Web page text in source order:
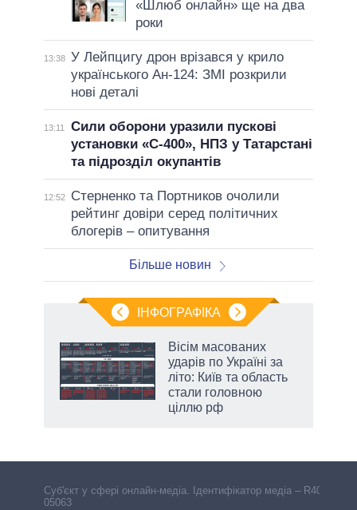
«Шлюб онлайн» ще на два
роки
13:38 У Лейпцигу дрон врізався у крило
українського Ан-124: ЗМІ розкрили
нові деталі
13:11
Сили оборони уразили пускові
установки «С-400», НПЗ у Татарстані
та підрозділ окупантів
12:52
Стерненко та Портников очолили
рейтинг довіри серед політичних
блогерів – опитування
Більше новин
ІНФОГРАФІКА
Вісім масованих
ударів по Україні за
літо: Київ та область
стали головною
ціллю рф
Cуб'єкт у сфері онлайн-медіа. Ідентифікатор медіа – R40-
05063